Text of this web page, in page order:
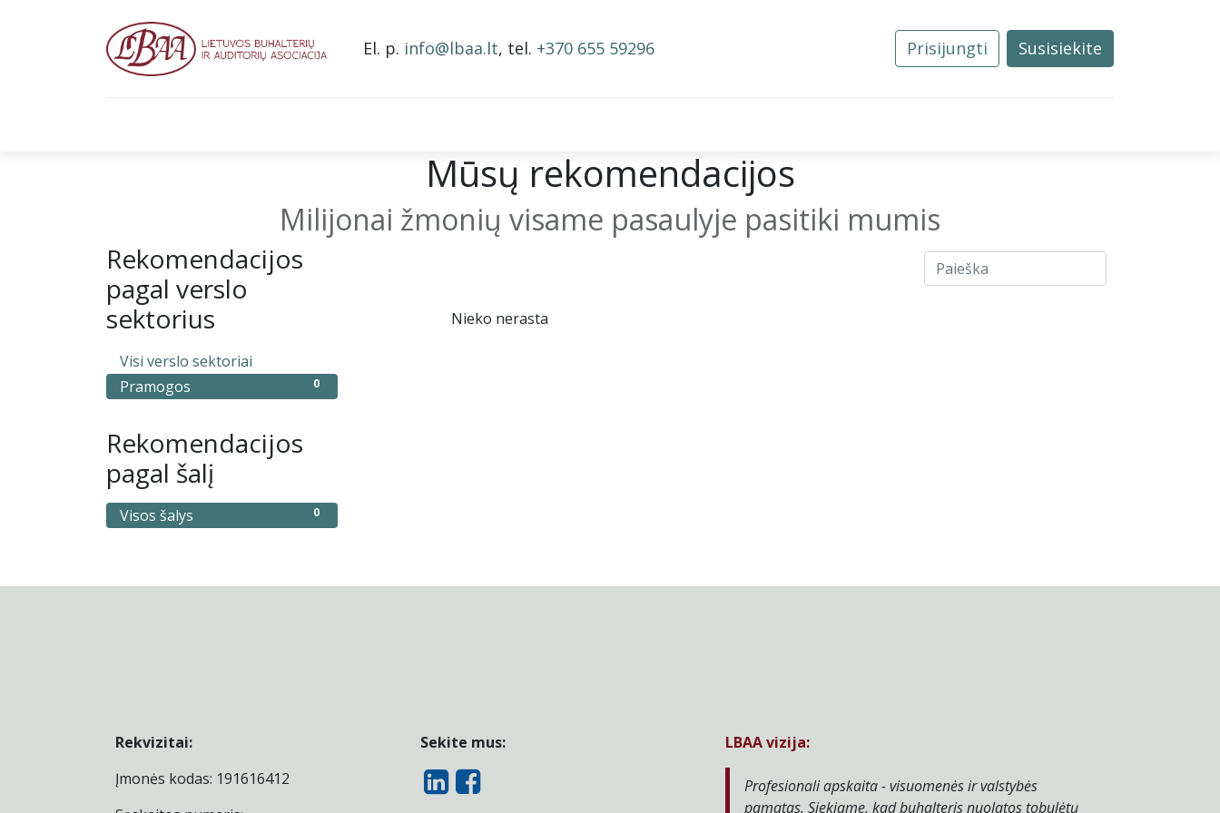
El. p. info@lbaa.lt, tel. +370 655 59296 Prisijungti Susisiekite
Mūsų rekomendacijos
Milijonai žmonių visame pasaulyje pasitiki mumis
Rekomendacijos
pagal verslo
sektorius
Visi verslo sektoriai
0
Pramogos
Rekomendacijos
pagal šalį
0
Visos šalys
Nieko nerasta
Sekite mus:
Rekvizitai:
Įmonės kodas: 191616412
LBAA vizija:
Profesionali apskaita - visuomenės ir valstybės
pamatas. Siekiame, kad buhalteris nuolatos tobulėtų